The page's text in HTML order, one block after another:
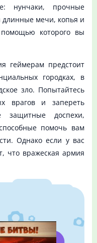
нунчаки, прочные
длинные мечи, копья и
которого вы
геймерам предстоит
городках, в
зло. Попытайтесь
врагов и запереть
защитные доспехи,
помочь вам
Однако если у вас
что вражеская армия